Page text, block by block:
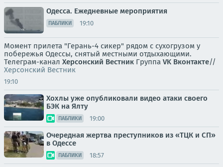
Одесса. Ежедневные мероприятия
ПАБЛИКИ 19:10
Момент прилета "Герань-4 сикер" рядом с сухогрузом у
побережья Одессы, снятый местными отдыхающими.
Телеграм-канал Херсонский Вестник Группа VK Вконтакте//
Херсонский Вестник
19:10
Хохлы уже опубликовали видео атаки своего
БЭК на Ялту
ПАБЛИКИ 19:00
Очередная жертва преступников из «ТЦК и СП»
в Одессе
ПАБЛИКИ 18:57